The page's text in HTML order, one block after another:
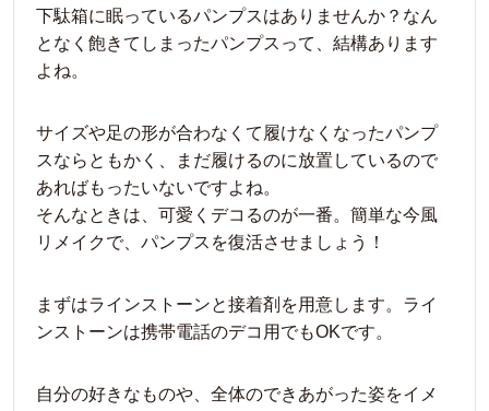
下駄箱に眠っているパンプスはありませんか？なん
となく飽きてしまったパンプスって、結構あります
よね。
サイズや足の形が合わなくて履けなくなったパンプ
スならともかく、まだ履けるのに放置しているので
あればもったいないですよね。
そんなときは、可愛くデコるのが一番。簡単な今風
リメイクで、パンプスを復活させましょう！
まずはラインストーンと接着剤を用意します。ライ
ンストーンは携帯電話のデコ用でもOKです。
自分の好きなものや、全体のできあがった姿をイメ